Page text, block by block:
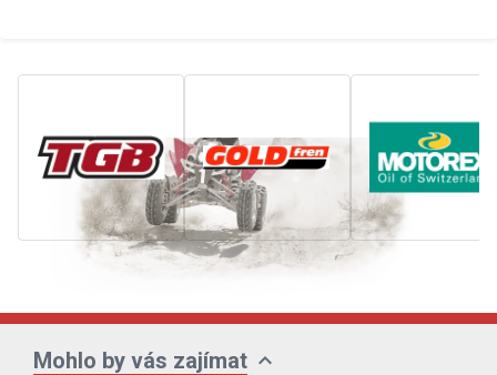
Mohlo by vás zajímat expand_more